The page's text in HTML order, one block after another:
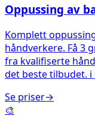
Oppussing av
Komplett
håndverkere. Få 3
fra kvalifiserte
det beste tilbudet. i
Se priser→
🎨